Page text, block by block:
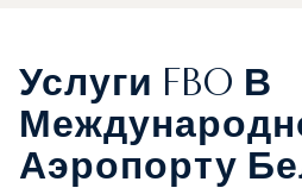
Услуги FBO В
Аэропорту